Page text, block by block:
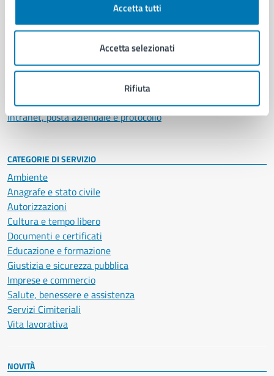
Accetta tutti
Accetta selezionati
Rifiuta
Municipalità
Politici
Documenti e dati
Intranet, posta aziendale e protocollo
CATEGORIE DI SERVIZIO
Ambiente
Anagrafe e stato civile
Autorizzazioni
Cultura e tempo libero
Documenti e certificati
Educazione e formazione
Giustizia e sicurezza pubblica
Imprese e commercio
Salute, benessere e assistenza
Servizi Cimiteriali
Vita lavorativa
NOVITÀ